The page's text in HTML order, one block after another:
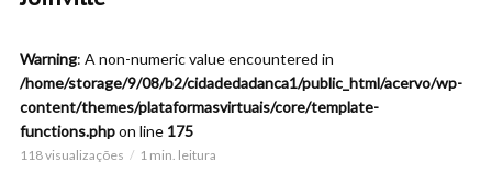
Warning: A non-numeric value encountered in
/home/storage/9/08/b2/cidadedadanca1/public_html/acervo/wp-
content/themes/plataformasvirtuais/core/template-
functions.phpon line 175
118 visualizações 1 min. leitura